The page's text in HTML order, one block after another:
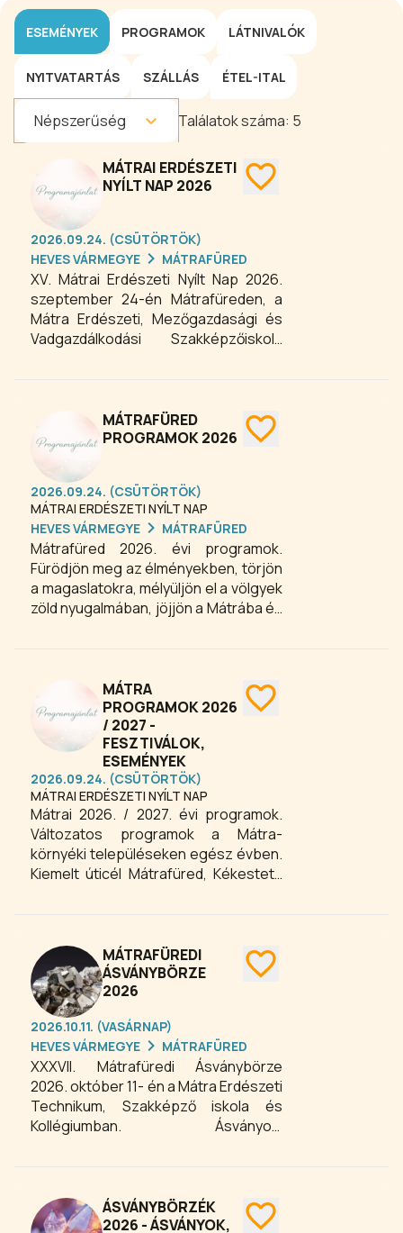
ESEMÉNYEK PROGRAMOK LÁTNIVALÓK
NYITVATARTÁS SZÁLLÁS ÉTEL-ITAL
Népszerűség Találatok száma: 5
MÁTRAI ERDÉSZETI
NYÍLT NAP 2026
2026.09.24. (CSÜTÖRTÖK)
HEVES VÁRMEGYE
MÁTRAFÜRED
XV. Mátrai Erdészeti Nyílt Nap 2026.
szeptember 24-én Mátrafüreden, a
Mátra Erdészeti, Mezőgazdasági és
Vadgazdálkodási Szakképzőiskola
erdő és az erdészek rejtélyes
MÁTRAFÜRED
PROGRAMOK 2026
2026.09.24. (CSÜTÖRTÖK)
MÁTRAI ERDÉSZETI NYÍLT NAP
HEVES VÁRMEGYE
MÁTRAFÜRED
Mátrafüred 2026. évi programok.
Fürödjön meg az élményekben, törjön
a magaslatokra, mélyüljön el a völgyek
zöld nyugalmában, jöjjön a Mátrába és
pontjáról nézve sokkal izgalmasabb.
MÁTRA
PROGRAMOK 2026
/ 2027 -
FESZTIVÁLOK,
ESEMÉNYEK
2026.09.24. (CSÜTÖRTÖK)
MÁTRAI ERDÉSZETI NYÍLT NAP
Mátrai 2026. / 2027. évi programok.
Változatos programok a Mátra-
környéki településeken egész évben.
Kiemelt úticél Mátrafüred, Kékestető
és Sirok, a régióközpont Gyöngyös, a
MÁTRAFÜREDI
ÁSVÁNYBÖRZE
2026
2026.10.11. (VASÁRNAP)
HEVES VÁRMEGYE
MÁTRAFÜRED
XXXVII. Mátrafüredi Ásványbörze
2026. október 11- én a Mátra Erdészeti
Technikum, Szakképző iskola és
Kollégiumban. Ásványok,
fosszíliák, meteoritok várják az
ÁSVÁNYBÖRZÉK
2026 - ÁSVÁNYOK,